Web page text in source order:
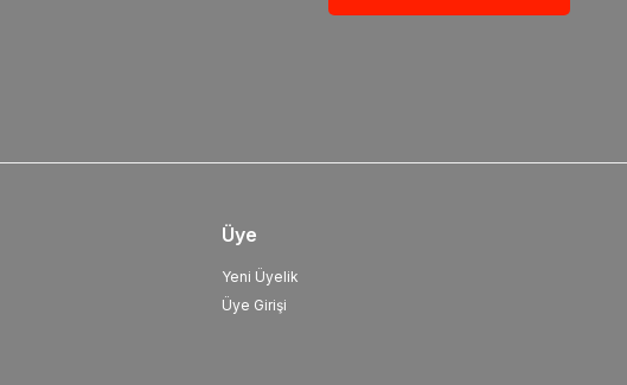
Üye
Yeni Üyelik
Üye Girişi